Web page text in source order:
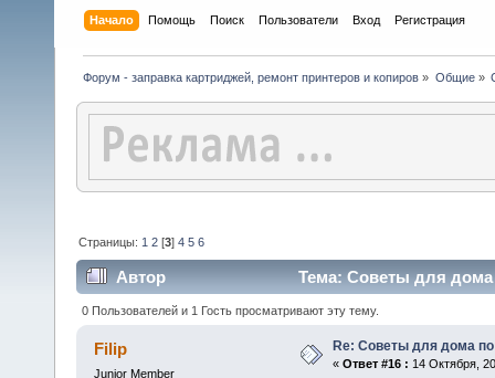
Начало Помощь Поиск Пользователи Вход Регистрация
Форум - заправка картриджей, ремонт принтеров и копиров » Общие»
Страницы: 1 2 [3]4 5 6
Автор Тема: Советы для дома
0 Пользователей и 1 Гость просматривают эту тему.
Filip
Junior Member
Re: Советы для дома по
« Ответ #16 : 14 Октября,